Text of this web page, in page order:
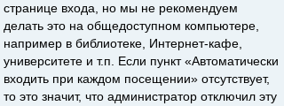
странице входа, но мы не рекомендуем
делать это на общедоступном компьютере,
например в библиотеке, Интернет-кафе,
университете и т.п. Если пункт «Автоматически
входить при каждом посещении» отсутствует,
то это значит, что администратор отключил эту